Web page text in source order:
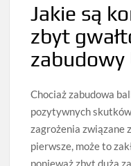
Jakie są
zbyt
Chociaż zabudowa
pozytywnych
zagrożenia związane
pierwsze, może to
ponieważ zbyt duża